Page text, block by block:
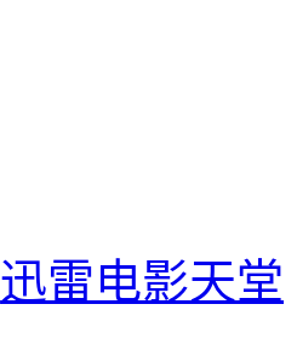
迅雷电影天堂